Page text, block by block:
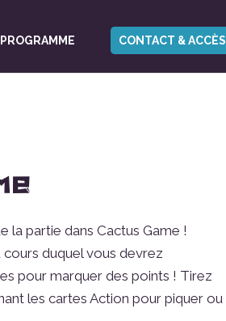
CONTACT & ACCÈS
la partie dans Cactus Game !
duquel vous devrez
pour marquer des points ! Tirez
les cartes Action pour piquer ou